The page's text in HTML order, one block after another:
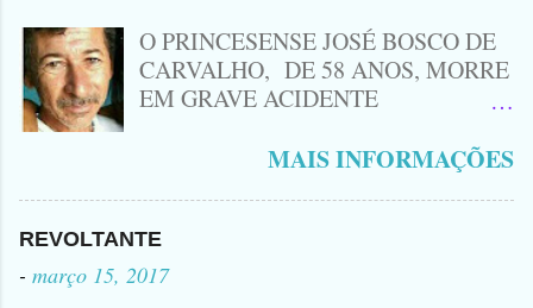
Peixeira. Ele deu mais de 10 Facadas
na Adolescente.
O PRINCESENSE JOSÉ BOSCO DE
CARVALHO, DE 58 ANOS, MORRE
EM GRAVE ACIDENTE
CINQUENTINHA SHINERAY E UM
VEÍCULO MONTANA, TRAGÉDIA
ACONTECEU AGORA A TARDE
PRÓXIMO A ENTRADA DE LAGOA
DA CRUZ, A VÍTIMA CONHECIDA
MAIS INFORMAÇÕES
REVOLTANTE
- março 15, 2017